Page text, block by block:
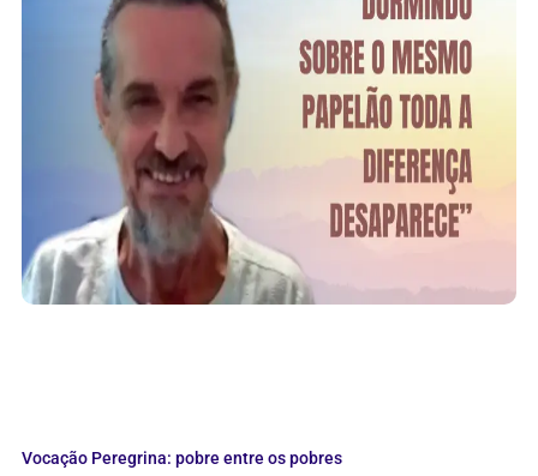
Vocação Peregrina: pobre entre os pobres